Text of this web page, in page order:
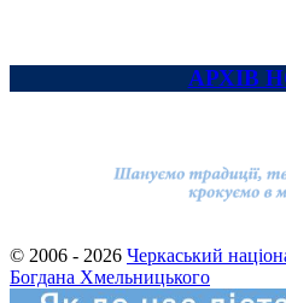
АРХІВ
© 2006 - 2026 Черкаський
Богдана Хмельницького